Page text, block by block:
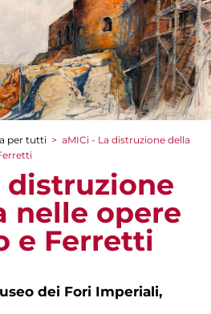
per tutti > aMICi - La distruzione della
distruzione
nelle opere
e Ferretti
dei Fori Imperiali,